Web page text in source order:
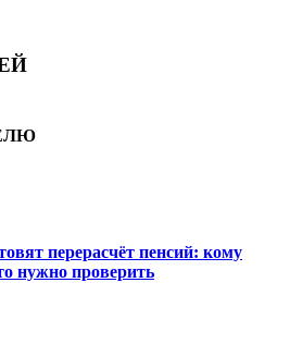
перерасчёт пенсий: кому
нужно проверить